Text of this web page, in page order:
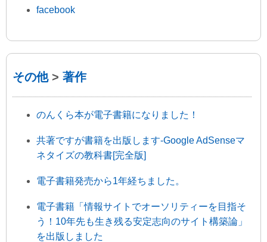
facebook
その他> 著作
のんくら本が電子書籍になりました！
共著ですが書籍を出版します-Google AdSenseマ
ネタイズの教科書[完全版]
電子書籍発売から1年経ちました。
電子書籍「情報サイトでオーソリティーを目指そ
う！10年先も生き残る安定志向のサイト構築論」
を出版しました